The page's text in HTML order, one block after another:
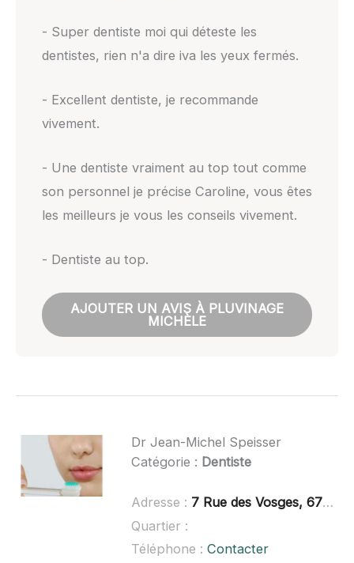
- Super dentiste moi qui déteste les
dentistes, rien n'a dire iva les yeux fermés.
- Excellent dentiste, je recommande
vivement.
- Une dentiste vraiment au top tout comme
son personnel je précise Caroline, vous êtes
les meilleurs je vous les conseils vivement.
- Dentiste au top.
AJOUTER UN AVIS À PLUVINAGE
MICHÈLE
Dr Jean-Michel Speisser
Catégorie : Dentiste
Adresse : 7 Rue des Vosges, 67120 Molsheim
Quartier :
Téléphone : Contacter